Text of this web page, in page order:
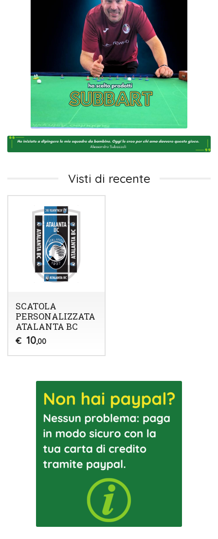
Visti di recente
SCATOLA
PERSONALIZZATA
ATALANTA BC
€ 10,00